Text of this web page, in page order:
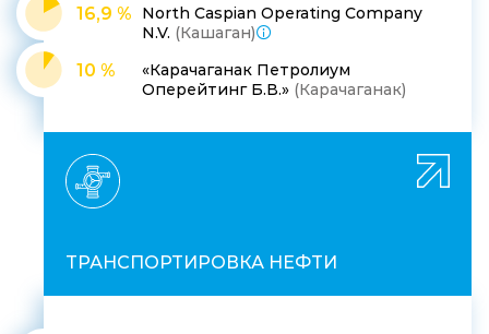
16,9 %
North Caspian Operating Company
N.V. (Кашаган)
10 %
«Карачаганак Петролиум
Оперейтинг Б.В.» (Карачаганак)
ТРАНСПОРТИРОВКА НЕФТИ